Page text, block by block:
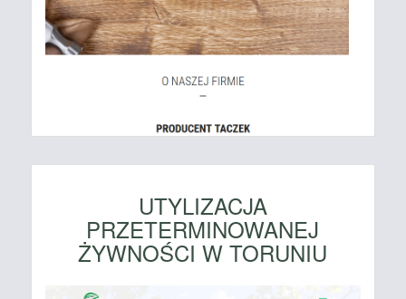
UTYLIZACJA
PRZETERMINOWANEJ
ŻYWNOŚCI W TORUNIU